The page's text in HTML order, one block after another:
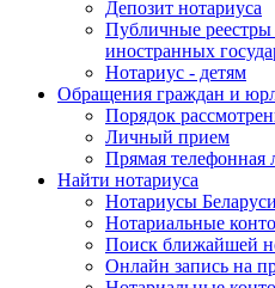
Депозит нотариуса
Публичные реестры
иностранных
Нотариус - детям
Обращения граждан и
Порядок
Личный прием
Прямая телефонная
Найти нотариуса
Нотариусы Беларуси
Нотариальные
Поиск ближайшей
Онлайн запись на